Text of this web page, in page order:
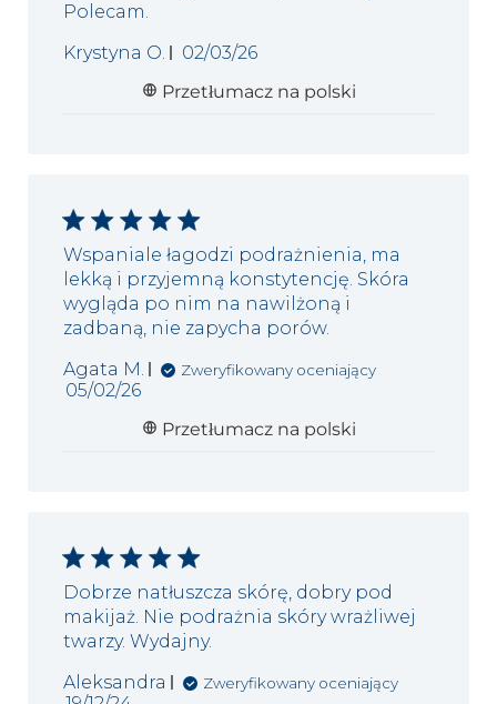
Polecam.
Krystyna O.
Data
02/03/26
Przetłumacz na polski
Wspaniale łagodzi podrażnienia, ma
lekką i przyjemną konstytencję. Skóra
wygląda po nim na nawilżoną i
zadbaną, nie zapycha porów.
Agata M.
Zweryfikowany oceniający
Data
05/02/26
Przetłumacz na polski
Dobrze natłuszcza skórę, dobry pod
makijaż. Nie podrażnia skóry wrażliwej
twarzy. Wydajny.
Aleksandra
Zweryfikowany oceniający